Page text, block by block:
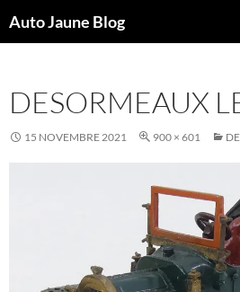
Auto Jaune Blog
DESORMEAUX
15 NOVEMBRE 2021 900 × 601